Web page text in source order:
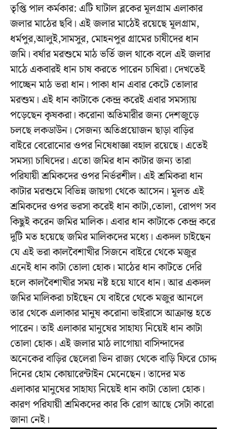
তৃপ্তি পাল কর্মকার: এটি ঘাটাল ব্লকের মূলগ্রাম এলাকার
জলার মাঠের ছবি। এই জলার মাঠেই রয়েছে মূলগ্রাম,
ধর্মপুর,আলুই,সামসুর, মোহনপুর গ্রামের চাষীদের ধান
জমি। বর্ষার মরশুমে মাঠ ভর্তি জল থাকে বলে এই জলার
মাঠে একবারই ধান চাষ করতে পারেন চাষিরা। দেখতেই
পাচ্ছেন মাঠ ভরা ধান। পাকা ধান এবার কেটে তোলার
মরশুম। এই ধান কাটাকে কেন্দ্র করেই এবার সমস্যায়
পড়েছেন কৃষকরা। করোনা অতিমারীর জন্য দেশজুড়ে
চলছে লকডাউন। সেজন্য অতিপ্রয়োজন ছাড়া বাড়ির
বাইরে বেরোনোর ওপর নিষেধাজ্ঞা বহাল রয়েছে। এতেই
সমস্যা চাষিদের। এতো জমির ধান কাটার জন্য তারা
পরিযায়ী শ্রমিকদের ওপর নির্ভরশীল। এই শ্রমিকরা ধান
কাটার মরশুমে বিভিন্ন জায়গা থেকে আসেন। মূলত এই
শ্রমিকদের ওপর ভরসা করেই ধান কাটা,তোলা, রোপণ সব
কিছুই করেন জমির মালিক। এবার ধান কাটাকে কেন্দ্র করে
দুটি মত হয়েছে জমির মালিকদের মধ্যে। একদল চাইছেন
যে এই ভরা কালবৈশাখীর সিজনে বাইরে থেকে মজুর
এনেই ধান কাটা তোলা হোক। মাঠের ধান কাটতে দেরি
হলে কালবৈশাখীর সময় নষ্ট হয়ে যাবে ধান। আর একদল
জমির মালিকরা চাইছেন যে বাইরে থেকে মজুর আনলে
তার থেকে এলাকার মানুষ করোনা ভাইরাসে আক্রান্ত হতে
পারেন। তাই এলাকার মানুষের সাহায্য নিয়েই ধান কাটা
তোলা হোক। এই জলার মাঠ লাগোয়া বাসিন্দাদের
অনেকের বাড়ির ছেলেরা ভিন রাজ্য থেকে বাড়ি ফিরে চোদ্দ
দিনের হোম কোয়ারেন্টাইন মেনেছেন। তাদের মত
এলাকার মানুষের সাহায্য নিয়েই ধান কাটা তোলা হোক।
কারণ পরিযায়ী শ্রমিকদের কার কি রোগ আছে সেটা কারো
জানা নেই।